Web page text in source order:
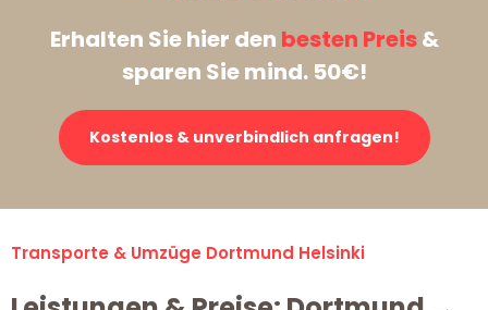
Erhalten Sie hier den besten Preis&
sparen Sie mind. 50€!
Kostenlos & unverbindlich anfragen!
Transporte & Umzüge Dortmund Helsinki